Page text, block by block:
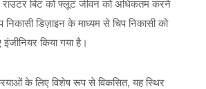
बिट को फ्लूट जीवन को अधिकतम करने
डिज़ाइन के माध्यम से चिप निकासी को
किया गया है।
के लिए विशेष रूप से विकसित, यह स्थिर